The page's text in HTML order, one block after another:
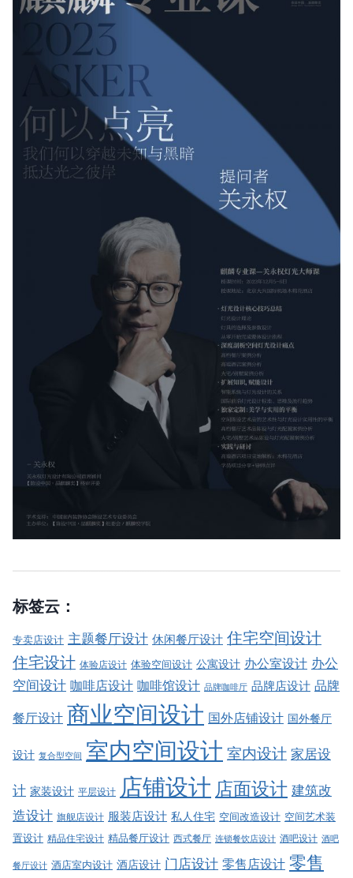
标签云：
专卖店设计 主题餐厅设计 休闲餐厅设计 住宅空间设计
住宅设计 体验店设计 体验空间设计 公寓设计 办公室设计 办公
空间设计 咖啡店设计 咖啡馆设计 品牌咖啡厅 品牌店设计 品牌
餐厅设计 商业空间设计 国外店铺设计 国外餐厅
设计 复合型空间 室内空间设计 室内设计 家居设
计 家装设计 平层设计 店铺设计 店面设计 建筑改
造设计 旗舰店设计 服装店设计 私人住宅 空间改造设计 空间艺术装
置设计 精品住宅设计 精品餐厅设计 西式餐厅 连锁餐饮店设计 酒吧设计 酒吧
餐厅设计 酒店室内设计 酒店设计 门店设计 零售店设计 零售